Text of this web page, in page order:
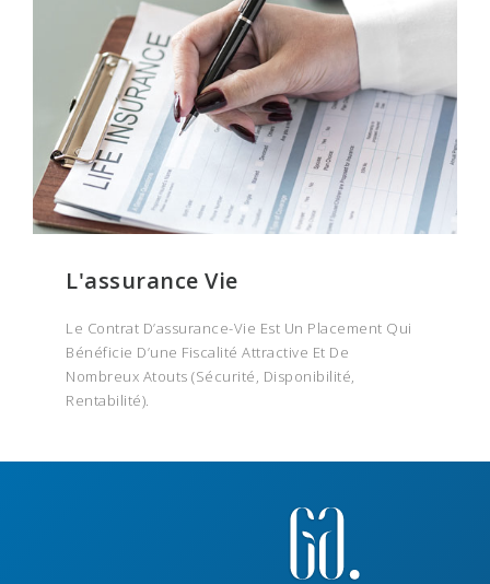
L'assurance Vie
Le Contrat D’assurance-Vie Est Un Placement Qui
Bénéficie D’une Fiscalité Attractive Et De
Nombreux Atouts (sécurité, Disponibilité,
Rentabilité).